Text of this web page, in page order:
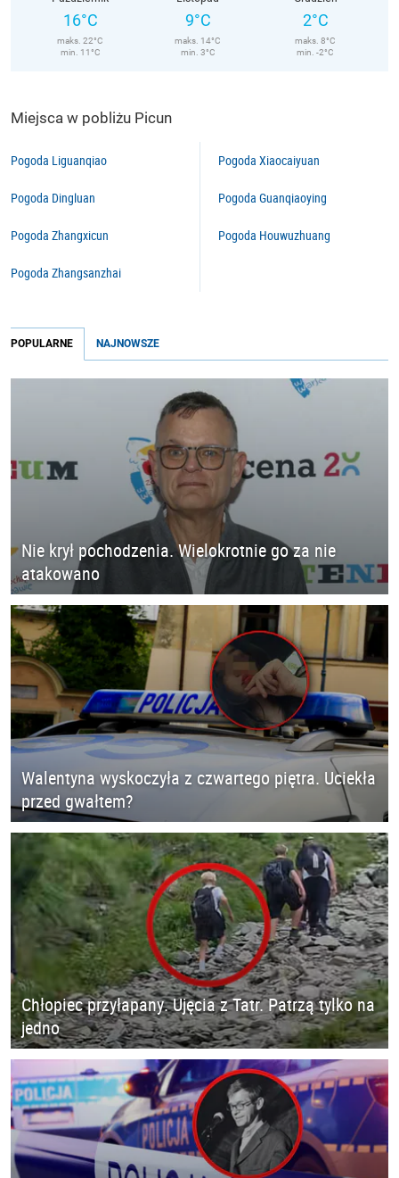
16°C
maks. 22°C
min. 11°C
9°C
maks. 14°C
min. 3°C
2°C
maks. 8°C
min. -2°C
Miejsca w pobliżu Picun
Pogoda Liguanqiao
Pogoda Dingluan
Pogoda Zhangxicun
Pogoda Zhangsanzhai
Pogoda Xiaocaiyuan
Pogoda Guanqiaoying
Pogoda Houwuzhuang
POPULARNE NAJNOWSZE
Nie krył pochodzenia. Wielokrotnie go za nie
atakowano
Walentyna wyskoczyła z czwartego piętra. Uciekła
przed gwałtem?
Chłopiec przyłapany. Ujęcia z Tatr. Patrzą tylko na
jedno